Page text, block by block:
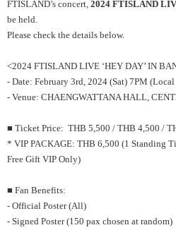
FTISLAND’s concert, 2024 FTISLAND
be held.
Please check the details below.
<2024 FTISLAND LIVE ‘HEY DAY’ IN
- Date: February 3rd, 2024 (Sat) 7PM
- Venue: CHAENGWATTANA HALL,
■ Ticket Price: THB 5,500 / THB 4,500 /
* VIP PACKAGE: THB 6,500 (1 Standing
Free Gift VIP Only)
■ Fan Benefits:
- Official Poster (All)
- Signed Poster (150 pax chosen at random)